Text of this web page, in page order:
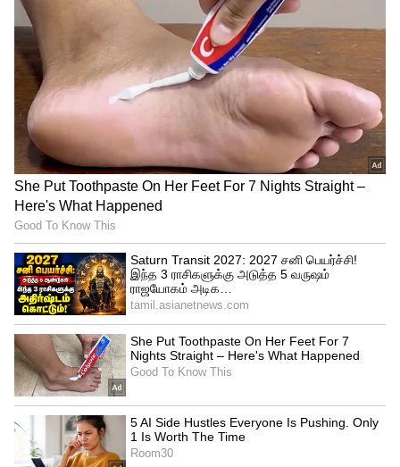
என்று பலரும் ஆச்சரியப்பட்டார்கள்.
அதேபோல் பாபாவை பலரும் அறிந்து
கொண்டார்கள்.
இதையும் படியுங்கள்:
நாம
ஜெயிச்சுட்டோம் மாறா... தேசிய விருது
வென்றதும் கேக் வெட்டி கொண்டாடிய
சுதா கொங்கரா - வைரலாகும் போட்டோஸ்
உதயநிதி ஸ்டாலின் பேட்டி!